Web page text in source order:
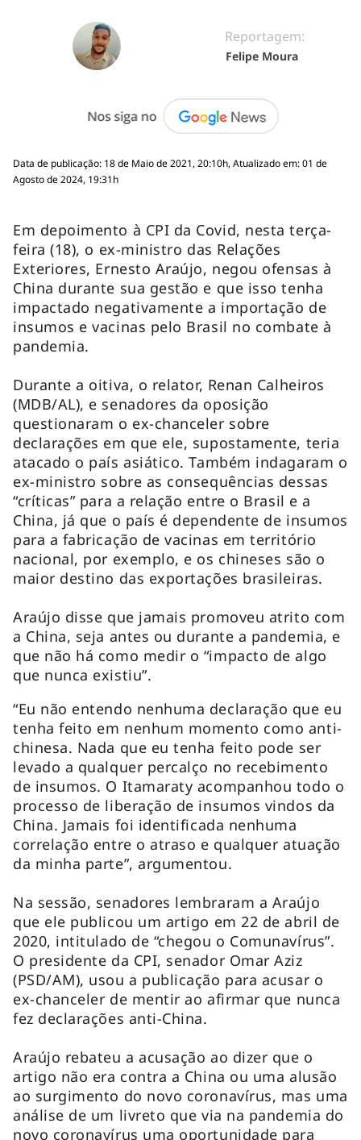
Reportagem:
Felipe Moura
Data de publicação: 18 de Maio de 2021, 20:10h, Atualizado em: 01 de
Agosto de 2024, 19:31h
Em depoimento à CPI da Covid, nesta terça-
feira (18), o ex-ministro das Relações
Exteriores, Ernesto Araújo, negou ofensas à
China durante sua gestão e que isso tenha
impactado negativamente a importação de
insumos e vacinas pelo Brasil no combate à
pandemia.
Durante a oitiva, o relator, Renan Calheiros
(MDB/AL), e senadores da oposição
questionaram o ex-chanceler sobre
declarações em que ele, supostamente, teria
atacado o país asiático. Também indagaram o
ex-ministro sobre as consequências dessas
“críticas” para a relação entre o Brasil e a
China, já que o país é dependente de insumos
para a fabricação de vacinas em território
nacional, por exemplo, e os chineses são o
maior destino das exportações brasileiras.
Araújo disse que jamais promoveu atrito com
a China, seja antes ou durante a pandemia, e
que não há como medir o “impacto de algo
que nunca existiu”.
“Eu não entendo nenhuma declaração que eu
tenha feito em nenhum momento como anti-
chinesa. Nada que eu tenha feito pode ser
levado a qualquer percalço no recebimento
de insumos. O Itamaraty acompanhou todo o
processo de liberação de insumos vindos da
China. Jamais foi identificada nenhuma
correlação entre o atraso e qualquer atuação
da minha parte”, argumentou.
Na sessão, senadores lembraram a Araújo
que ele publicou um artigo em 22 de abril de
2020, intitulado de “chegou o Comunavírus”.
O presidente da CPI, senador Omar Aziz
(PSD/AM), usou a publicação para acusar o
ex-chanceler de mentir ao afirmar que nunca
fez declarações anti-China.
Araújo rebateu a acusação ao dizer que o
artigo não era contra a China ou uma alusão
ao surgimento do novo coronavírus, mas uma
análise de um livreto que via na pandemia do
novo coronavírus uma oportunidade para